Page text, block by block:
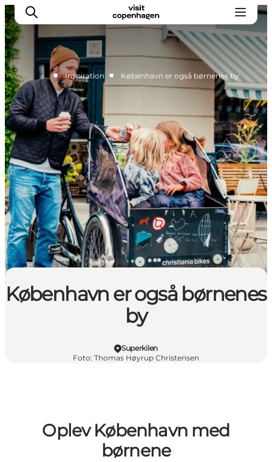
This is Copenhagen
Aktiviteter
Spis & drik
Områder
Planlæg din tur
CopenPay
Copenhagen Card
… ■ Inspiration ■ København er også børnenes by
København er også børnenes
by
Superkilen
Foto: Thomas Høyrup Christensen
Oplev København med
børnene